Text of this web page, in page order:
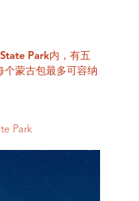
Park内，有五
个蒙古包最多可容纳
Park